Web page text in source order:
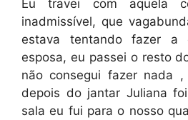
Eu travei com aquela
inadmissível, que
estava tentando fazer a
esposa, eu passei o resto
não consegui fazer nada
depois do jantar Juliana
sala eu fui para o nosso